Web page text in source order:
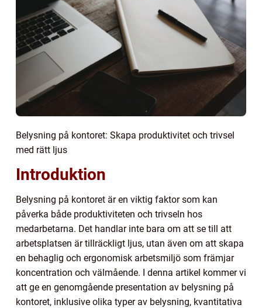
Belysning på kontoret: Skapa produktivitet och trivsel
med rätt ljus
Introduktion
Belysning på kontoret är en viktig faktor som kan
påverka både produktiviteten och trivseln hos
medarbetarna. Det handlar inte bara om att se till att
arbetsplatsen är tillräckligt ljus, utan även om att skapa
en behaglig och ergonomisk arbetsmiljö som främjar
koncentration och välmående. I denna artikel kommer vi
att ge en genomgående presentation av belysning på
kontoret, inklusive olika typer av belysning, kvantitativa